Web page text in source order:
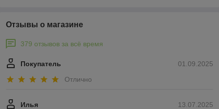
Отзывы о магазине
379 отзывов за всё время
01.09.2025
Покупатель
Отлично
13.07.2025
Илья